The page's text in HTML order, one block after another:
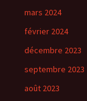
mars 2024
février 2024
décembre 2023
septembre 2023
août 2023